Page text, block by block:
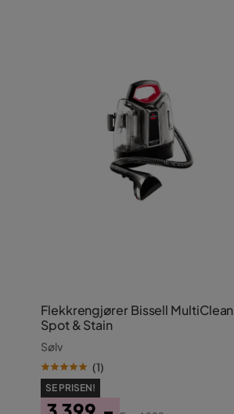
Flekkrengjører Bissell MultiClean
Spot & Stain
Sølv
(1)
SE PRISEN!